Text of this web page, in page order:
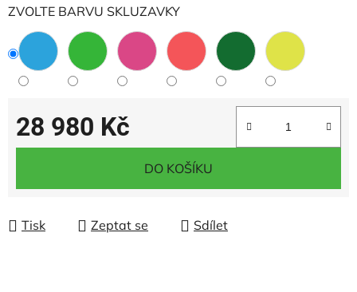
ZVOLTE BARVU SKLUZAVKY
28 980 Kč
Měrná cena:
DO KOŠÍKU
Tisk Zeptat se Sdílet